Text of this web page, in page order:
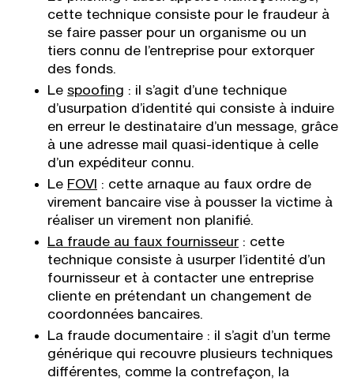
cette technique consiste pour le fraudeur à
se faire passer pour un organisme ou un
tiers connu de l’entreprise pour extorquer
des fonds.
Le spoofing : il s’agit d’une technique
d’usurpation d’identité qui consiste à induire
en erreur le destinataire d’un message, grâce
à une adresse mail quasi-identique à celle
d’un expéditeur connu.
Le FOVI : cette arnaque au faux ordre de
virement bancaire vise à pousser la victime à
réaliser un virement non planifié.
La fraude au faux fournisseur : cette
technique consiste à usurper l’identité d’un
fournisseur et à contacter une entreprise
cliente en prétendant un changement de
coordonnées bancaires.
La fraude documentaire : il s’agit d’un terme
générique qui recouvre plusieurs techniques
différentes, comme la contrefaçon, la